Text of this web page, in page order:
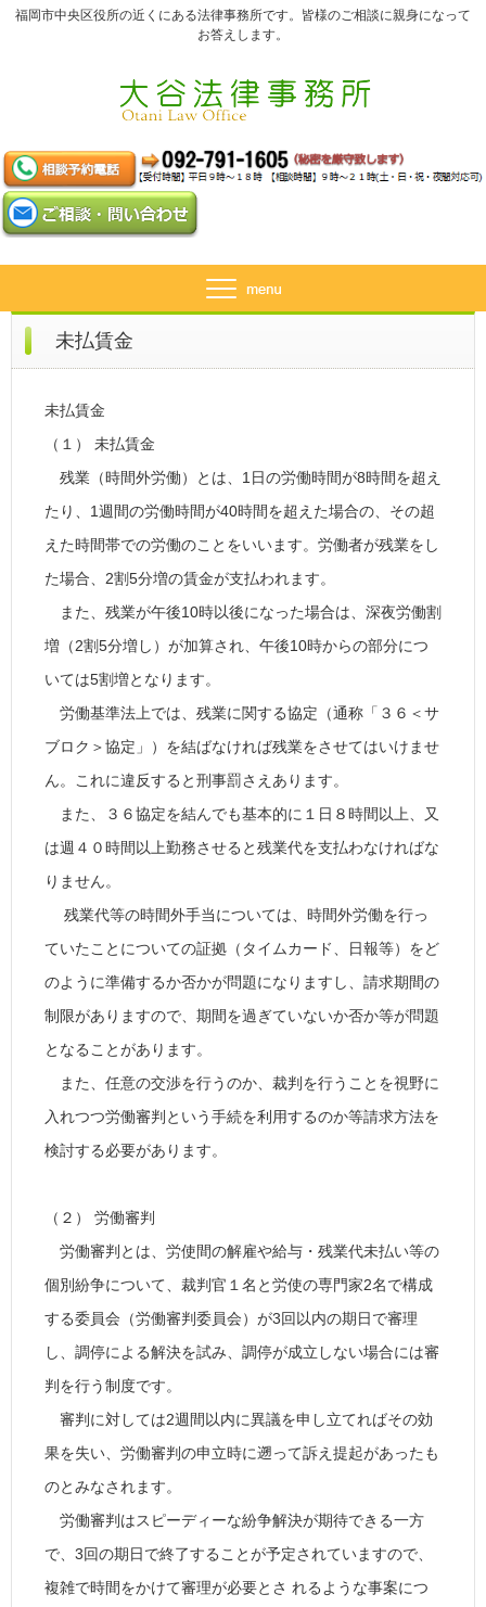
福岡市中央区役所の近くにある法律事務所です。皆様のご相談に親身になって
お答えします。
未払賃金
未払賃金
（１） 未払賃金
残業（時間外労働）とは、1日の労働時間が8時間を超え
たり、1週間の労働時間が40時間を超えた場合の、その超
えた時間帯での労働のことをいいます。労働者が残業をし
た場合、2割5分増の賃金が支払われます。
また、残業が午後10時以後になった場合は、深夜労働割
増（2割5分増し）が加算され、午後10時からの部分につ
いては5割増となります。
労働基準法上では、残業に関する協定（通称「３６＜サ
ブロク＞協定」）を結ばなければ残業をさせてはいけませ
ん。これに違反すると刑事罰さえあります。
また、３６協定を結んでも基本的に１日８時間以上、又
は週４０時間以上勤務させると残業代を支払わなければな
りません。
残業代等の時間外手当については、時間外労働を行っ
ていたことについての証拠（タイムカード、日報等）をど
のように準備するか否かが問題になりますし、請求期間の
制限がありますので、期間を過ぎていないか否か等が問題
となることがあります。
また、任意の交渉を行うのか、裁判を行うことを視野に
入れつつ労働審判という手続を利用するのか等請求方法を
検討する必要があります。
（２） 労働審判
労働審判とは、労使間の解雇や給与・残業代未払い等の
個別紛争について、裁判官１名と労使の専門家2名で構成
する委員会（労働審判委員会）が3回以内の期日で審理
し、調停による解決を試み、調停が成立しない場合には審
判を行う制度です。
審判に対しては2週間以内に異議を申し立てればその効
果を失い、労働審判の申立時に遡って訴え提起があったも
のとみなされます。
労働審判はスピーディーな紛争解決が期待できる一方
で、3回の期日で終了することが予定されていますので、
複雑で時間をかけて審理が必要とさ れるような事案につ